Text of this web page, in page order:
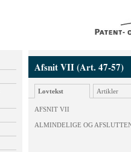
Afsnit VII (Art. 47-57)
Lovtekst Artikler
AFSNIT VII
ALMINDELIGE OG